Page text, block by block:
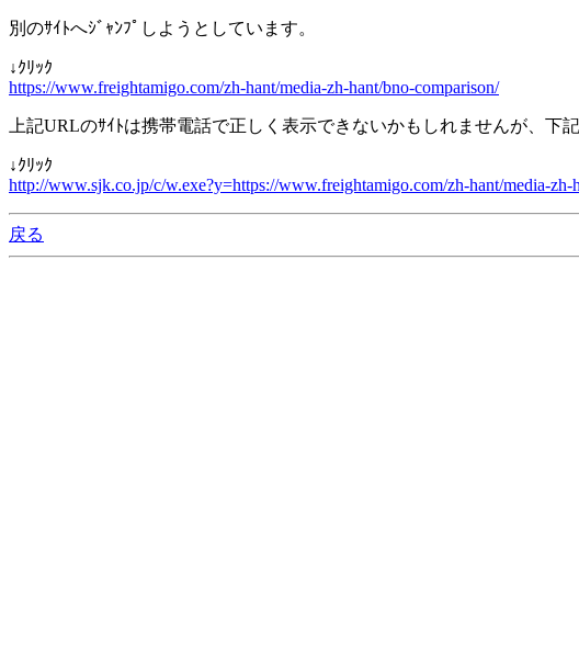
別のｻｲﾄへｼﾞｬﾝﾌﾟしようとしています。
↓ｸﾘｯｸ
https://www.freightamigo.com/zh-hant/media-zh-hant/bno-comparison/
上記URLのｻｲﾄは携帯電話で正しく表示できないかもしれませんが、下
↓ｸﾘｯｸ
http://www.sjk.co.jp/c/w.exe?y=https://www.freightamigo.com/zh-hant/media-zh-
戻る